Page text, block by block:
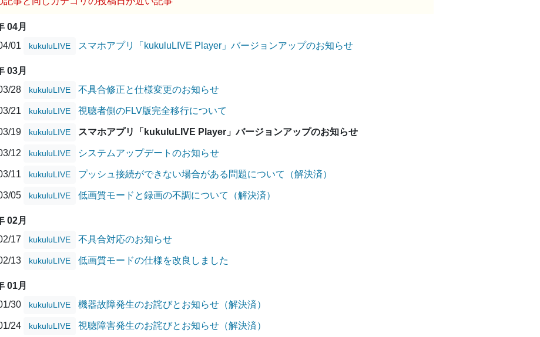
04月
01
kukuluLIVE スマホアプリ「kukuluLIVE Player」バージョンアップのお知らせ
03月
28
kukuluLIVE 不具合修正と仕様変更のお知らせ
21 kukuluLIVE 視聴者側のFLV版完全移行について
19 kukuluLIVE スマホアプリ「kukuluLIVE Player」バージョンアップのお知らせ
12 kukuluLIVE システムアップデートのお知らせ
11 kukuluLIVE プッシュ接続ができない場合がある問題について（解決済）
05 kukuluLIVE 低画質モードと録画の不調について（解決済）
02月
17
kukuluLIVE 不具合対応のお知らせ
13 kukuluLIVE 低画質モードの仕様を改良しました
01月
30
kukuluLIVE 機器故障発生のお詫びとお知らせ（解決済）
24 kukuluLIVE 視聴障害発生のお詫びとお知らせ（解決済）